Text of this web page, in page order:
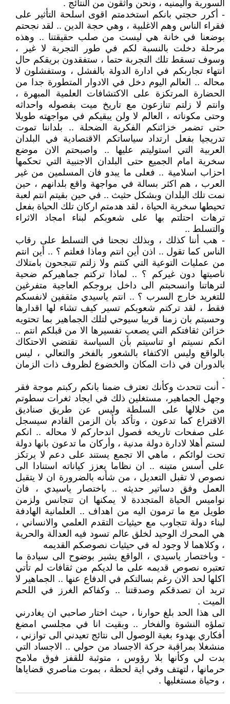
السورية واليمنيه ، ونحن واثقون من النتائج .
- أكرر حجتي بانكم استخدمتم اقوى اسلحة التأثير على
فقراء الناس وهم الاغلبية ، وهي حجة الدين .. لقد نجحتم
بوضعنا في خانة هي ليست من صلب حقيقتنا .. وهذه
مرحلة دخلت بالنسبة لكم في طور التجربة لا غير ،
وسوف تسقط تلك التجربة حتما ، ستفقدون بريقكم حال
انتهاء تجاربكم في ادارة الدولة بالفشل ، وستفشلون لا
محاله .. العالم اليوم دخل في الادوار المتطورة جدا من
الحضارة المرتكزة على الاكتشافات العلمية المبهرة ،
وانتم لا زلتم تنازعون مع تاريخ ميت بفصوله واحداثه
وحتى مكوناته ، العالم لا ولن يبقيكم في مواجهته طويلا
حتى تضمر خزائنكم الفكرية الضحلة .. بلداننا تموت
تدريجيا بفعل ارتداد سياساتكم الاقتصادية في البلدان
العربية التي استوليتم عليها .. واصبحتم الان موضع
سخرية امام الجميع حتى البلدان الاجنبية التي تحكمها
احزاب اسلامية .. فعلى ما يبدو فان المسلمين من غير
العرب ، هم اكثر بسالة في مواجهة واقع بلدانهم ، حين
نمت تلك البلدان وبشكل حثيث .. في حين بقيتم انتم لعبة
تحيطها سخرية الحياة ، لقد هدمتم اركان تلك الحياة بفعل
ترهات احتلتم بها على شعوبكم لبناء امجاد الاثراء
والتسلط ..
- هب أننا كذلك ، وبذلك نجحنا في التسلط على رقاب
الناس كما تقول .. اذن أين انتم وماذا فعلتم ؟ .. أين انتم
من عمليات التوعية التي كنتم ولا زلتم تتبجحون بامتلاك
ناصيتها دون غيركم ؟ .. لماذا تركتم جماهيركم ضحية
لترهاتنا وانسحبتم الى داخل بروجكم العاجية متفرغين
للتغريد خارج السرب ؟ .. انتم ياسيدي مثقفين لانفسكم
فقط ، لقد تركتم شعوبكم تسير كيف تشاء لها اقدارها
وحسبتم بان زمنا قريبا سيوحي لتلك الجماهير بما تحتويه
خزائن ثقافتكم التي يصعب تفسيرها الا من قبلكم انتم ..
انكم نسيتم او تناسيتم بأن السياسة تقتضي الاحتكاك
بالواقع وليس الاكتفاء بالشعور بالفخر والتعالي ، ليس
بالدوران في ذات المكان والخضوع لظروف ذات الزمان
.
- أنت تتحدث وكأنك تعترف ضمنا بانكم ركبتم موجة فقر
وجهل الجماهير، مستغلين ذلك في ايجاد ثغرات سطوتم
من خلالها على السلطة وليس عن طريق صناديق
الاقتراع كما تدعون ، وتأكد بأن الزمن القادم سيسجل
على صفحات تاريخه فصول اندحاركم لا محاله .. انكم
لستم أهلا لادارة دولة مدنية ، وأركان ما تدعون بانها دولة
تحت لوائكم ، ماهي الا تجمع يستند على دعم لا يرتكز
على أسس متينه .. ان نظاما يعزز كياناته استنادا الى
نصوص لا تقبل التعديل ، من شأنه بالضرورة ان لا يتقبل
العمل وفق دساتير حديثه .. باختصار ياسيدي ، فان
نواميس الحياة المتجددة لا يمكنها ان تتجانس ولزمن
طويل مع ما ترمون اليه من اهداف .. العلمانية الهادفة
لبناء دولة تتجاوب مع حيثيات التقدم العلمي والانساني ،
هي المحرك الوحيد لخلق عالم تسود فيه العدالة والحرية
، وكلاهما لا وجود له في حيثيات نصوصكم القديمه
- وباختصار ياسيدي ، الواقع يشير بوضوح الى سيادة ما
تعتبره نصوص قديمه على ما لديكم من ثقافات لم تأتي
اكلها لحد الان رغم بسالتكم في الدفاع عنها .. الجماهير لا
تريد ان تصدقكم وصدقتنا .. وكفاكم الغرز في اللحم
الميت .
الى هذا الحد بلغ حوارنا ، حيث اختار صاحبي ان يغادرني
تملؤه النشوة والفخار .. وبقيت انا في مجلسي امضغ
أفكاري بهدوء بغية الوصول الى نتائج تعيدني الى توازني ،
منشغلا بمراقبة حركة الاجساد من حولي .. الاجساد التي
بدت لي وكأنها بلا رؤوس ، متوثبة للقفز فوق ملامح
حرمانها ، لتهتف وفي اية لحظة ، بموت مناصري قضاياها
، وحياة مستغليها .